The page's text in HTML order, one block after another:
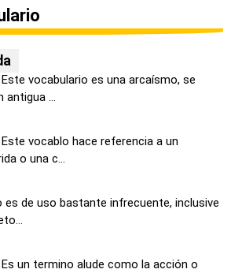
vocabulario es una arcaísmo, se
antigua ...
vocablo hace referencia a un
o una c...
es de uso bastante infrecuente, inclusive
un termino alude como la acción o